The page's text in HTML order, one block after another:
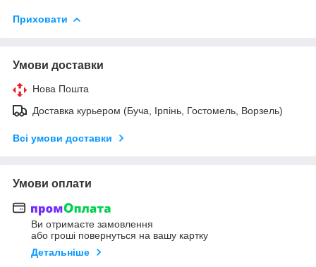
Приховати
Умови доставки
Нова Пошта
Доставка курьером (Буча, Ірпінь, Гостомель, Ворзель)
Всі умови доставки
Умови оплати
Ви отримаєте замовлення
або гроші повернуться на вашу картку
Детальніше